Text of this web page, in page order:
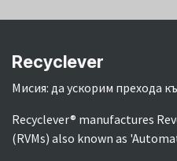
Recyclever
Мисия: да ускорим прехода
Recyclever® manufactures
(RVMs) also known as